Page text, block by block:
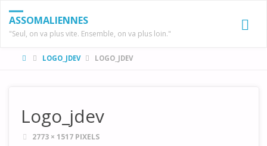
ASSOMALIENNES
"Seul, on va plus vite. Ensemble, on va plus loin."
HOMELOGO_JDEV LOGO_JDEV
Logo_jdev
FULL2773 × 1517 PIXELS